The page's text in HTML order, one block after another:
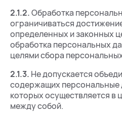
2.1.2.Обработка
ограничиваться
определенных и законных
обработка персональных
целями сбора
2.1.3. Не допускается
содержащих персональные
которых осуществляется в
между собой.